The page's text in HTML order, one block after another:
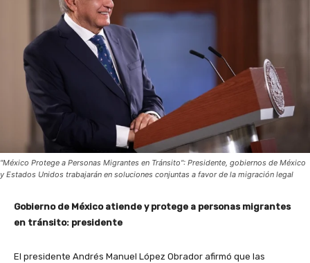
"México Protege a Personas Migrantes en Tránsito": Presidente, gobiernos de México
y Estados Unidos trabajarán en soluciones conjuntas a favor de la migración legal
Gobierno de México atiende y protege a personas migrantes
en tránsito: presidente
El presidente Andrés Manuel López Obrador afirmó que las